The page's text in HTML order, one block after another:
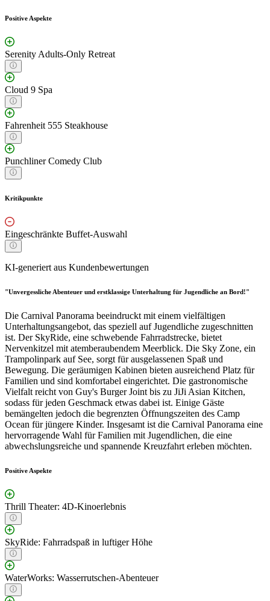
Positive Aspekte
Serenity Adults-Only Retreat
Cloud 9 Spa
Fahrenheit 555 Steakhouse
Punchliner Comedy Club
Kritikpunkte
Eingeschränkte Buffet-Auswahl
KI-generiert aus Kundenbewertungen
"Unvergessliche Abenteuer und erstklassige Unterhaltung für Jugendliche an Bord!"
Die Carnival Panorama beeindruckt mit einem vielfältigen
Unterhaltungsangebot, das speziell auf Jugendliche zugeschnitten
ist. Der SkyRide, eine schwebende Fahrradstrecke, bietet
Nervenkitzel mit atemberaubendem Meerblick. Die Sky Zone, ein
Trampolinpark auf See, sorgt für ausgelassenen Spaß und
Bewegung. Die geräumigen Kabinen bieten ausreichend Platz für
Familien und sind komfortabel eingerichtet. Die gastronomische
Vielfalt reicht von Guy's Burger Joint bis zu JiJi Asian Kitchen,
sodass für jeden Geschmack etwas dabei ist. Einige Gäste
bemängelten jedoch die begrenzten Öffnungszeiten des Camp
Ocean für jüngere Kinder. Insgesamt ist die Carnival Panorama eine
hervorragende Wahl für Familien mit Jugendlichen, die eine
abwechslungsreiche und spannende Kreuzfahrt erleben möchten.
Positive Aspekte
Thrill Theater: 4D-Kinoerlebnis
SkyRide: Fahrradspaß in luftiger Höhe
WaterWorks: Wasserrutschen-Abenteuer